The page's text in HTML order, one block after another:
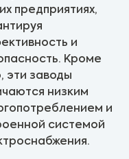
предприятиях,
и
Кроме
эти заводы
низким
и
системой